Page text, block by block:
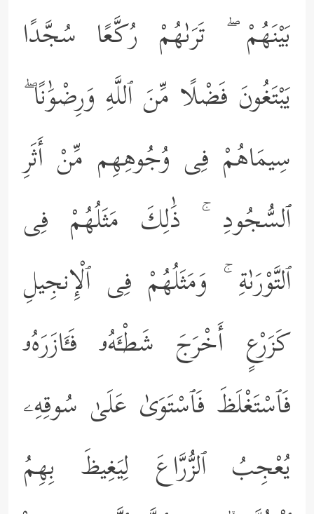
بَيْنَهُمْ ۖ تَرَىٰهُمْ رُكَّعًا سُجَّدًا
يَبْتَغُونَ فَضْلًا مِّنَ ٱللَّهِ وَرِضْوَٰنًا ۖ
سِيمَاهُمْ فِى وُجُوهِهِم مِّنْ أَثَرِ
ٱلسُّجُودِ ۚ ذَٰلِكَ مَثَلُهُمْ فِى
ٱلتَّوْرَىٰةِ ۚ وَمَثَلُهُمْ فِى ٱلْإِنجِيلِ
كَزَرْعٍ أَخْرَجَ شَطْـَٔهُۥ فَـَٔازَرَهُۥ
فَٱسْتَغْلَظَ فَٱسْتَوَىٰ عَلَىٰ سُوقِهِۦ
يُعْجِبُ ٱلزُّرَّاعَ لِيَغِيظَ بِهِمُ